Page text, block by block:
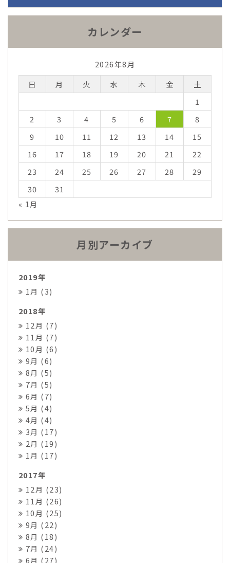
カレンダー
2026年8月
日
月 火 水 木 金
土
1
2
3 4 5 6 7
8
9
10 11 12 13 14
15
16
17 18 19 20 21
22
23
24 25 26 27 28
29
30
31
« 1月
月別アーカイブ
2019年
1月 (3)
2018年
12月 (7)
11月 (7)
10月 (6)
9月 (6)
8月 (5)
7月 (5)
6月 (7)
5月 (4)
4月 (4)
3月 (17)
2月 (19)
1月 (17)
2017年
12月 (23)
11月 (26)
10月 (25)
9月 (22)
8月 (18)
7月 (24)
6月 (27)